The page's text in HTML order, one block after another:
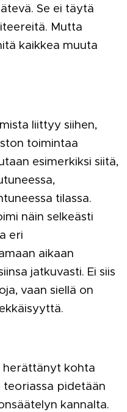
Se ei täytä
Mutta
kaikkea muuta
liittyy siihen,
toimintaa
esimerkiksi siitä,
tilassa.
näin selkeästi
eri
aikaan
jatkuvasti. Ei siis
vaan siellä on
herättänyt kohta
pidetään
kannalta.